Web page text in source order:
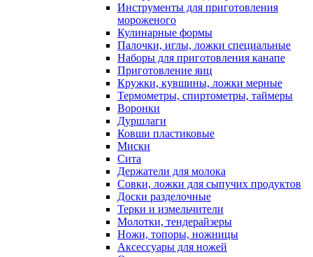
Инструменты для приготовления
мороженого
Кулинарные формы
Палочки, иглы, ложки специальные
Наборы для приготовления канапе
Приготовление яиц
Кружки, кувшины, ложки мерные
Термометры, спиртометры, таймеры
Воронки
Дуршлаги
Ковши пластиковые
Миски
Сита
Держатели для молока
Совки, ложки для сыпучих продуктов
Доски разделочные
Терки и измельчители
Молотки, тендерайзеры
Ножи, топоры, ножницы
Аксессуары для ножей